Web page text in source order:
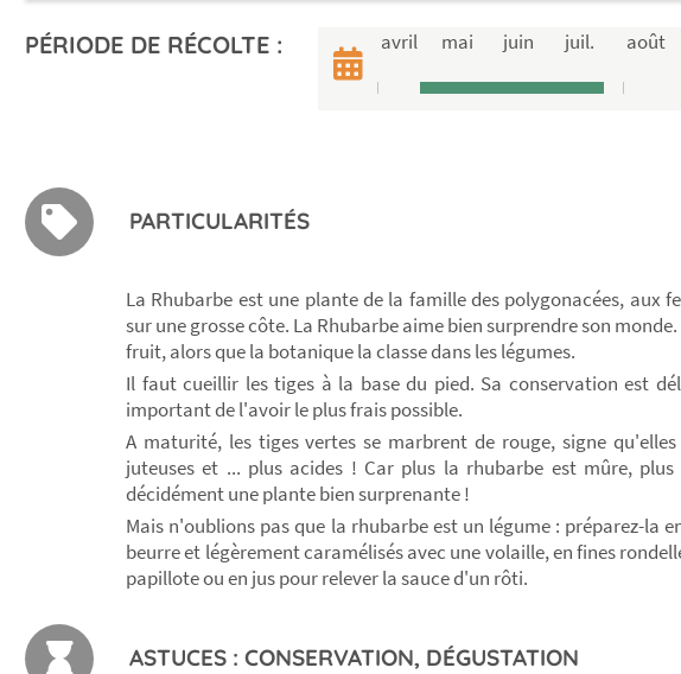
PÉRIODE DE RÉCOLTE : avril mai juin juil. août
PARTICULARITÉS
La Rhubarbe est une plante de la famille des polygonacées, aux
sur une grosse côte. La Rhubarbe aime bien surprendre son
fruit, alors que la botanique la classe dans les légumes.
Il faut cueillir les tiges à la base du pied. Sa conservation est
important de l'avoir le plus frais possible.
A maturité, les tiges vertes se marbrent de rouge, signe
juteuses et ... plus acides ! Car plus la rhubarbe est mûre,
décidément une plante bien surprenante !
Mais n'oublions pas que la rhubarbe est un légume : préparez-la
beurre et légèrement caramélisés avec une volaille, en fines
papillote ou en jus pour relever la sauce d'un rôti.
ASTUCES : CONSERVATION, DÉGUSTATION